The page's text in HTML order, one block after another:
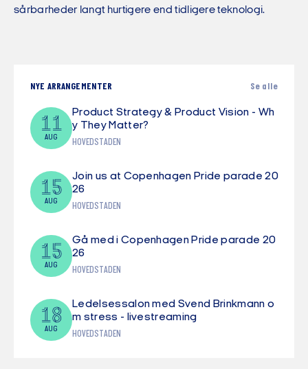
sårbarheder langt hurtigere end tidligere teknologi.
NYE ARRANGEMENTER Se alle
11
AUG
Product Strategy & Product Vision - Wh
y They Matter?
HOVEDSTADEN
15
AUG
Join us at Copenhagen Pride parade 20
26
HOVEDSTADEN
15
AUG
Gå med i Copenhagen Pride parade 20
26
HOVEDSTADEN
18
AUG
Ledelsessalon med Svend Brinkmann o
m stress - livestreaming
HOVEDSTADEN